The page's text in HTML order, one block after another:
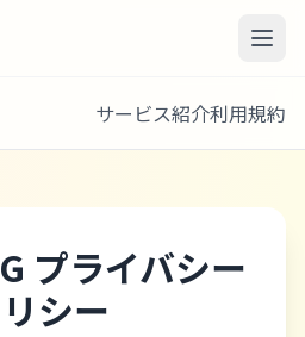
サービス紹介利用規約
プライバシー
シー